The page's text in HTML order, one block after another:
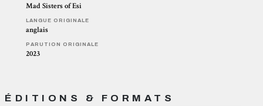
Mad Sisters of Esi
LANGUE ORIGINALE
anglais
PARUTION ORIGINALE
2023
ÉDITIONS & FORMATS